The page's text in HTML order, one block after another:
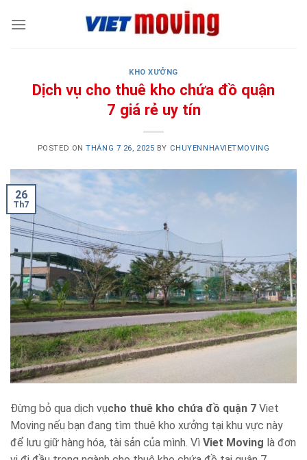
KHO XƯỞNG
Dịch vụ cho thuê kho chứa đồ quận
7 giá rẻ uy tín
POSTED ONTHÁNG 7 26, 2025 BY CHUYENNHAVIETMOVING
26
Th7
Đừng bỏ qua dịch vụcho thuê kho chứa đồ quận 7 Viet
Moving nếu bạn đang tìm thuê kho xưởng tại khu vực này
để lưu giữ hàng hóa, tài sản của mình. Vì Viet Moving là đơn